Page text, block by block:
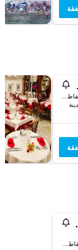
Via Palme, 11, ألاسيو, مقاطعة سافونا, إيطاليا
Via Roma, 63, ألاسيو, مقاطعة سافونا, إيطاليا